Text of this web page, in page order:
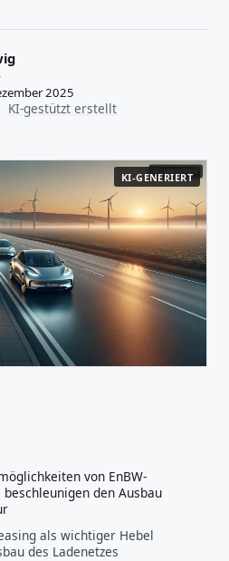
2025
KI-gestützt erstellt
KI-GENERIERT
von EnBW-
den Ausbau
als wichtiger Hebel
des Ladenetzes